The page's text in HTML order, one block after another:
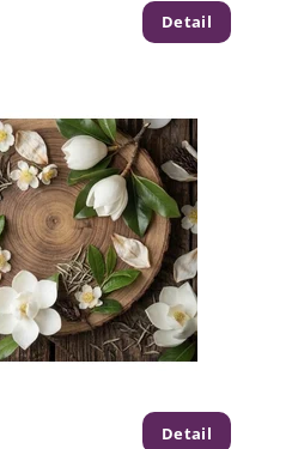
Detail
Detail